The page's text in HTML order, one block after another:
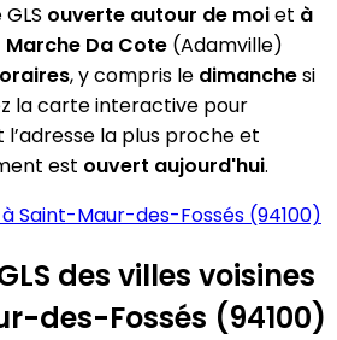
ouverte autour de moiet à
Marche Da Cote (Adamville)
, y compris le dimanchesi
la carte interactive pour
la plus proche et
est ouvert aujourd'hui.
Saint-Maur-des-Fossés (94100)
des villes voisines
des-Fossés (94100)